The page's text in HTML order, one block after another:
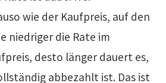
wie der Kaufpreis, auf den
niedriger die Rate im
desto länger dauert es,
abbezahlt ist. Das ist